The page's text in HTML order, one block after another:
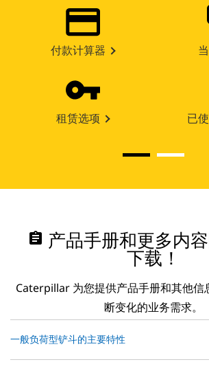
付款计算器
租赁选项 已
assignment 产品手册和更多内
下载！
Caterpillar 为您提供产品手册和其他信
断变化的业务需求。
一般负荷型铲斗的主要特性